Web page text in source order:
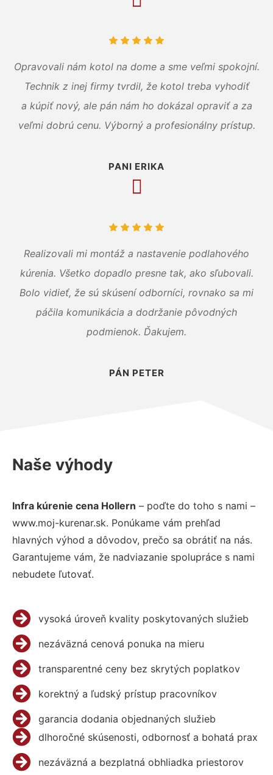
Opravovali nám kotol na dome a sme veľmi spokojní.
Technik z inej firmy tvrdil, že kotol treba vyhodiť
a kúpiť nový, ale pán nám ho dokázal opraviť a za
veľmi dobrú cenu. Výborný a profesionálny prístup.
PANI ERIKA
Realizovali mi montáž a nastavenie podlahového
kúrenia. Všetko dopadlo presne tak, ako sľubovali.
Bolo vidieť, že sú skúsení odborníci, rovnako sa mi
páčila komunikácia a dodržanie pôvodných
podmienok. Ďakujem.
PÁN PETER
Naše výhody
Infra kúrenie cena Hollern – poďte do toho s nami –
www.moj-kurenar.sk. Ponúkame vám prehľad
hlavných výhod a dôvodov, prečo sa obrátiť na nás.
Garantujeme vám, že nadviazanie spolupráce s nami
nebudete ľutovať.
vysoká úroveň kvality poskytovaných služieb
nezáväzná cenová ponuka na mieru
transparentné ceny bez skrytých poplatkov
korektný a ľudský prístup pracovníkov
garancia dodania objednaných služieb
dlhoročné skúsenosti, odbornosť a bohatá prax
nezáväzná a bezplatná obhliadka priestorov